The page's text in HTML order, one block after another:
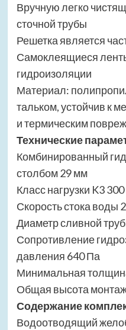
Вручную легко
сточной трубы
Решетка является
Самоклеящиеся
гидроизоляции
Материал:
тальком, устойчив к
и термическим
Технические
Комбинированный
столбом 29 мм
Класс нагрузки K3 300
Скорость стока воды
Диаметр сливной
Сопротивление
давления 640 Па
Минимальная
Общая высота
Содержание
Водоотводящий